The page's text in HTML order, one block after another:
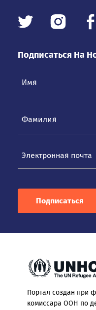
Подписаться На
Электронная почта
Подписаться
Портал создан при
комиссара ООН по